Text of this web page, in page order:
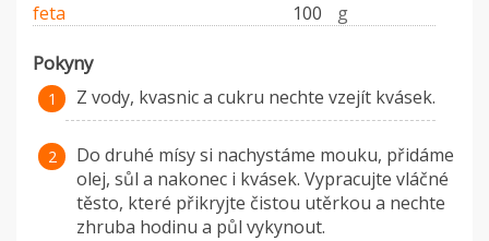
feta
100 g
Pokyny
Z vody, kvasnic a cukru nechte vzejít kvásek.
Do druhé mísy si nachystáme mouku, přidáme
olej, sůl a nakonec i kvásek. Vypracujte vláčné
těsto, které přikryjte čistou utěrkou a nechte
zhruba hodinu a půl vykynout.